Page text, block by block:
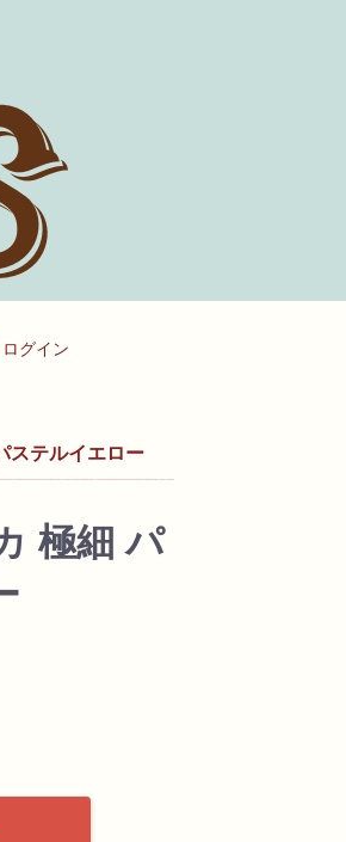
ログイン
ステルイエロー
極細 パ